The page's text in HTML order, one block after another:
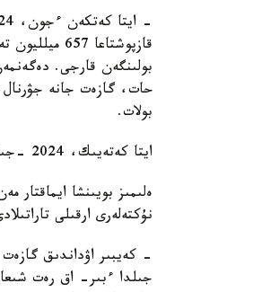
حات، گازەت جانە جۋرنال
بولات.
ايتا كەتەيىك، 2024 -جىلى قازاقستاندا 360612 جەكە تۇلعا، 7687 زاڭدى تۇلعا جازىلۋشى رەتىندە تىركەلگەن.
نۇكتەلەرى ارقىلى تاراتىلادى. سونىمەن بىرگە 2645
- كەيبىر اۋداندىق
جىلدا ءبىر- اق رەت